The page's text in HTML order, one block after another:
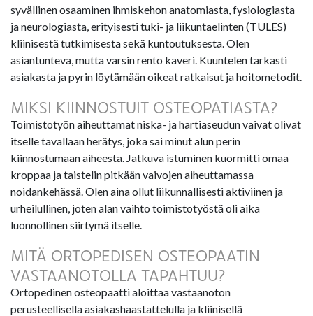
syvällinen osaaminen ihmiskehon anatomiasta, fysiologiasta
ja neurologiasta, erityisesti tuki- ja liikuntaelinten (TULES)
kliinisestä tutkimisesta sekä kuntoutuksesta. Olen
asiantunteva, mutta varsin rento kaveri. Kuuntelen tarkasti
asiakasta ja pyrin löytämään oikeat ratkaisut ja hoitometodit.
MIKSI KIINNOSTUIT OSTEOPATIASTA?
Toimistotyön aiheuttamat niska- ja hartiaseudun vaivat olivat
itselle tavallaan herätys, joka sai minut alun perin
kiinnostumaan aiheesta. Jatkuva istuminen kuormitti omaa
kroppaa ja taistelin pitkään vaivojen aiheuttamassa
noidankehässä. Olen aina ollut liikunnallisesti aktiviinen ja
urheilullinen, joten alan vaihto toimistotyöstä oli aika
luonnollinen siirtymä itselle.
MITÄ ORTOPEDISEN OSTEOPAATIN
VASTAANOTOLLA TAPAHTUU?
Ortopedinen osteopaatti aloittaa vastaanoton
perusteellisella asiakashaastattelulla ja kliinisellä